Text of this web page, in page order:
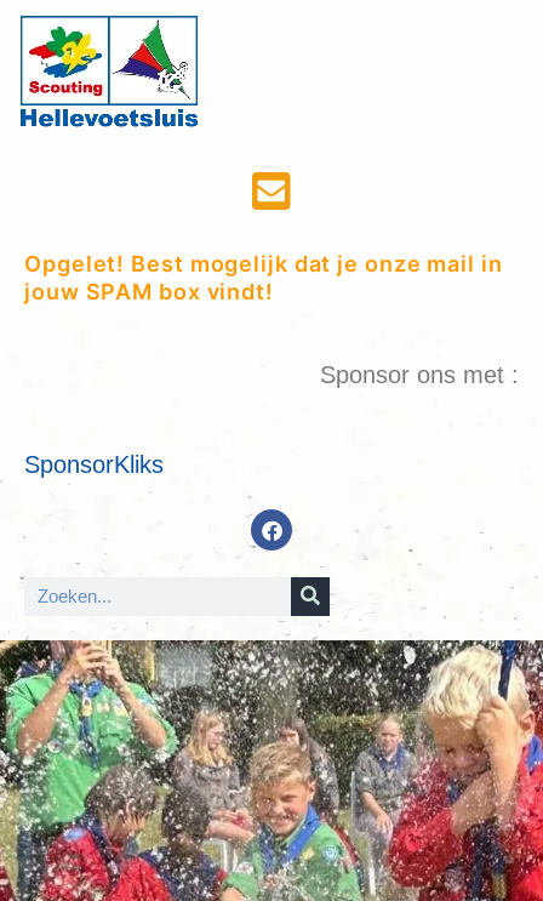
Opgelet! Best mogelijk dat je onze mail in
jouw SPAM box vindt!
Sponsor ons met :
SponsorKliks